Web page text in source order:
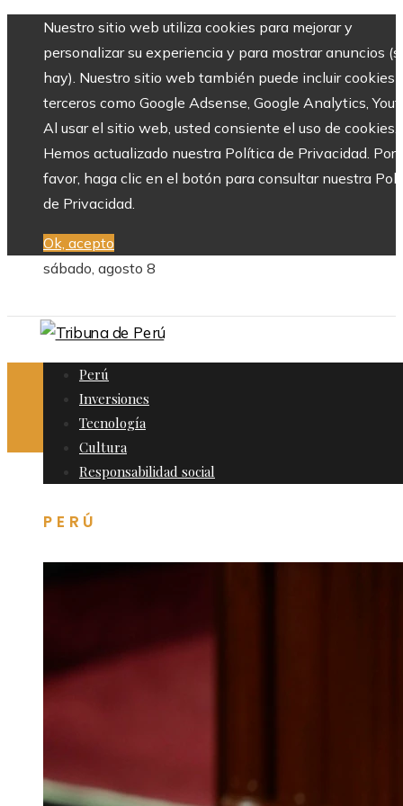
Nuestro sitio web utiliza cookies para mejorar y
personalizar su experiencia y para mostrar anuncios
hay). Nuestro sitio web también puede incluir cookies
terceros como Google Adsense, Google Analytics,
Al usar el sitio web, usted consiente el uso de cookies.
Hemos actualizado nuestra Política de Privacidad. Por
favor, haga clic en el botón para consultar nuestra
de Privacidad.
Ok, acepto
sábado, agosto 8
Perú
Inversiones
Tecnología
Cultura
Responsabilidad social
PERÚ